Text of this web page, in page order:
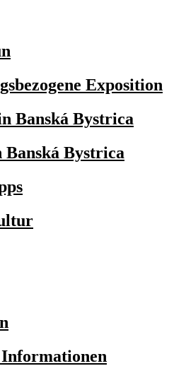
Exposition
Banská Bystrica
Bystrica